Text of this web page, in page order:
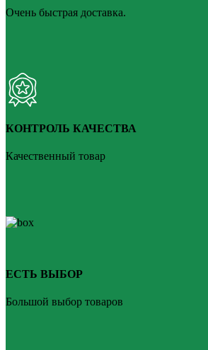
Очень быстрая доставка.
КОНТРОЛЬ КАЧЕСТВА
Качественный товар
ЕСТЬ ВЫБОР
Большой выбор товаров